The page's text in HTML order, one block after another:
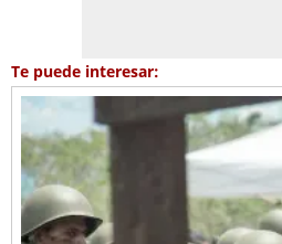
Te puede interesar: